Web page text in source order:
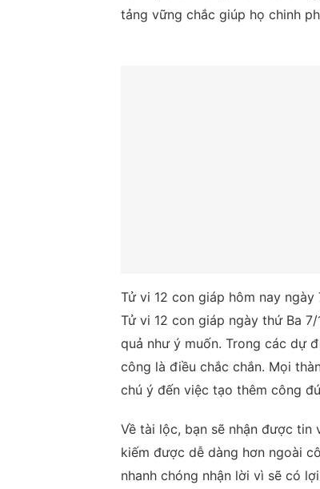
tảng vững chắc giúp họ chinh
Tử vi 12 con giáp hôm nay ngày
Tử vi 12 con giáp ngày thứ Ba
quả như ý muốn. Trong các dự
công là điều chắc chắn. Mọi
chú ý đến việc tạo thêm công
Về tài lộc, bạn sẽ nhận được tin
kiếm được dễ dàng hơn ngoài
nhanh chóng nhận lời vì sẽ có